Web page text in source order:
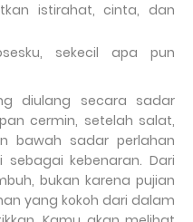
istirahat, cinta, dan
sekecil apa pun
diulang secara sadar
cermin, setelah salat,
bawah sadar perlahan
sebagai kebenaran. Dari
bukan karena pujian
yang kokoh dari dalam